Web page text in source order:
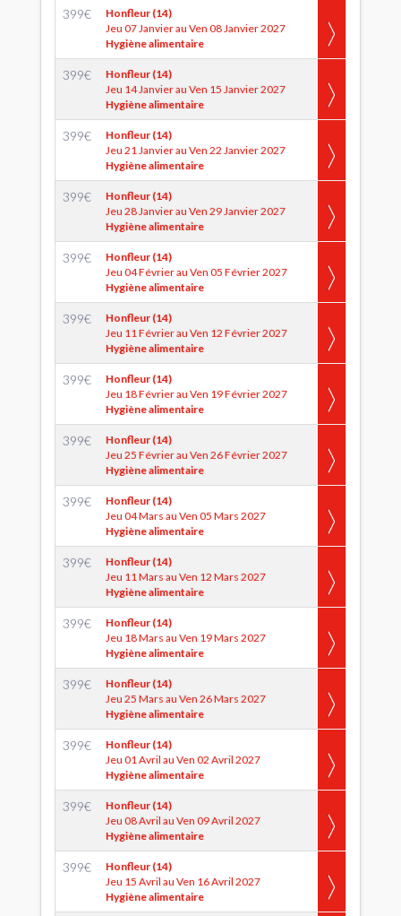
399€
Honfleur (14)
Jeu 07 Janvier au Ven 08 Janvier 2027
Hygiène alimentaire
399€
Honfleur (14)
Jeu 14 Janvier au Ven 15 Janvier 2027
Hygiène alimentaire
399€
Honfleur (14)
Jeu 21 Janvier au Ven 22 Janvier 2027
Hygiène alimentaire
399€
Honfleur (14)
Jeu 28 Janvier au Ven 29 Janvier 2027
Hygiène alimentaire
399€
Honfleur (14)
Jeu 04 Février au Ven 05 Février 2027
Hygiène alimentaire
399€
Honfleur (14)
Jeu 11 Février au Ven 12 Février 2027
Hygiène alimentaire
399€
Honfleur (14)
Jeu 18 Février au Ven 19 Février 2027
Hygiène alimentaire
399€
Honfleur (14)
Jeu 25 Février au Ven 26 Février 2027
Hygiène alimentaire
399€
Honfleur (14)
Jeu 04 Mars au Ven 05 Mars 2027
Hygiène alimentaire
399€
Honfleur (14)
Jeu 11 Mars au Ven 12 Mars 2027
Hygiène alimentaire
399€
Honfleur (14)
Jeu 18 Mars au Ven 19 Mars 2027
Hygiène alimentaire
399€
Honfleur (14)
Jeu 25 Mars au Ven 26 Mars 2027
Hygiène alimentaire
399€
Honfleur (14)
Jeu 01 Avril au Ven 02 Avril 2027
Hygiène alimentaire
399€
Honfleur (14)
Jeu 08 Avril au Ven 09 Avril 2027
Hygiène alimentaire
399€
Honfleur (14)
Jeu 15 Avril au Ven 16 Avril 2027
Hygiène alimentaire